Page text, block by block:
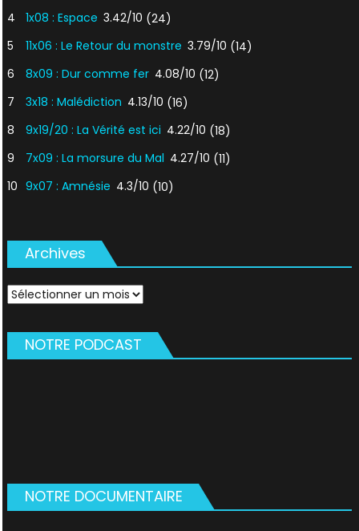
4
1x08 : Espace 3.42/10 (24)
5
11x06 : Le Retour du monstre 3.79/10 (14)
6
8x09 : Dur comme fer 4.08/10 (12)
7
3x18 : Malédiction 4.13/10 (16)
8
9x19/20 : La Vérité est ici 4.22/10 (18)
9
7x09 : La morsure du Mal 4.27/10 (11)
10 9x07 : Amnésie 4.3/10 (10)
Archives
Archives
NOTRE PODCAST
NOTRE DOCUMENTAIRE